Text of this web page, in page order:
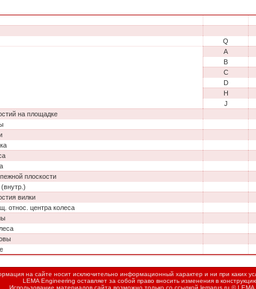
Q
A
B
C
D
H
J
на площадке
плоскости
вилки
относ. центра колеса
на сайте носит исключительно информационный характер и ни при каких
LEMA Engineering оставляет за собой право вносить изменения в
Использование материалов сайта возможно только со ссылкой lemarus.ru ©